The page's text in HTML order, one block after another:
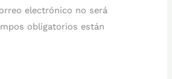
electrónico no será
obligatorios están